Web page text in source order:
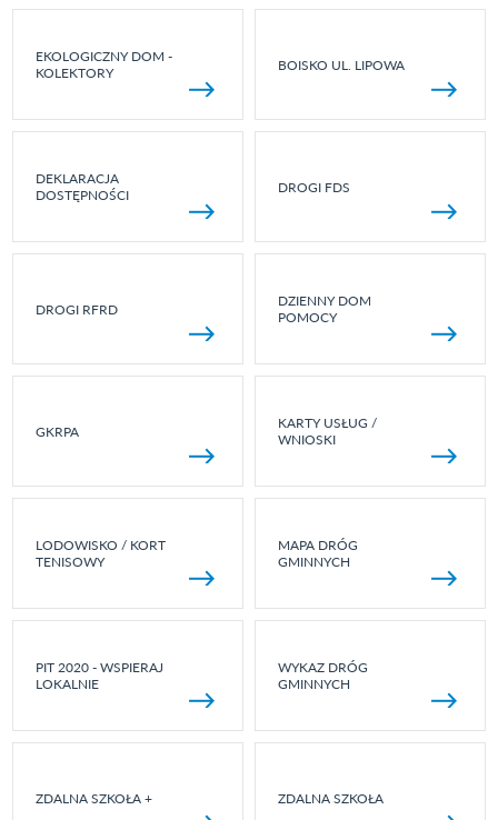
EKOLOGICZNY DOM -
KOLEKTORY
BOISKO UL. LIPOWA
DEKLARACJA
DOSTĘPNOŚCI
DROGI FDS
DROGI RFRD
DZIENNY DOM
POMOCY
GKRPA
KARTY USŁUG /
WNIOSKI
LODOWISKO / KORT
TENISOWY
MAPA DRÓG
GMINNYCH
PIT 2020 - WSPIERAJ
LOKALNIE
WYKAZ DRÓG
GMINNYCH
ZDALNA SZKOŁA + ZDALNA SZKOŁA